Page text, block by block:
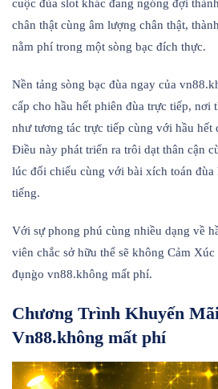
cuộc đùa slot khác đang ngóng đợi
chân thật cùng âm lượng chân thật,
nằm phí trong một sòng bạc đích thực.
Nền tảng sòng bạc đùa ngay của
cấp cho hầu hết phiên đùa trực tiếp, nơi
như tương tác trực tiếp cùng với hầu hết
Điều này phát triển ra trôi dạt thân cận
lúc đối chiếu cùng với bài xích toán đùa
tiếng.
Với sự phong phú cùng nhiều dạng về
viên chắc sở hữu thể sẽ không Cảm
đụng̀o vn88.không mất phí.
Chương Trình Khuyến
Vn88.không mất phí